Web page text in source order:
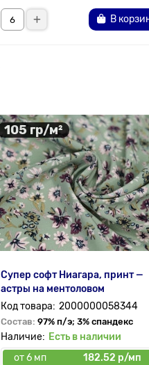
В
105 гр/м²
Супер софт Ниагара, принт —
астры на ментоловом
2000000058344
Состав: 97% п/э; 3% спандекс
Есть в наличии
от 6 мп
182.52 р/мп